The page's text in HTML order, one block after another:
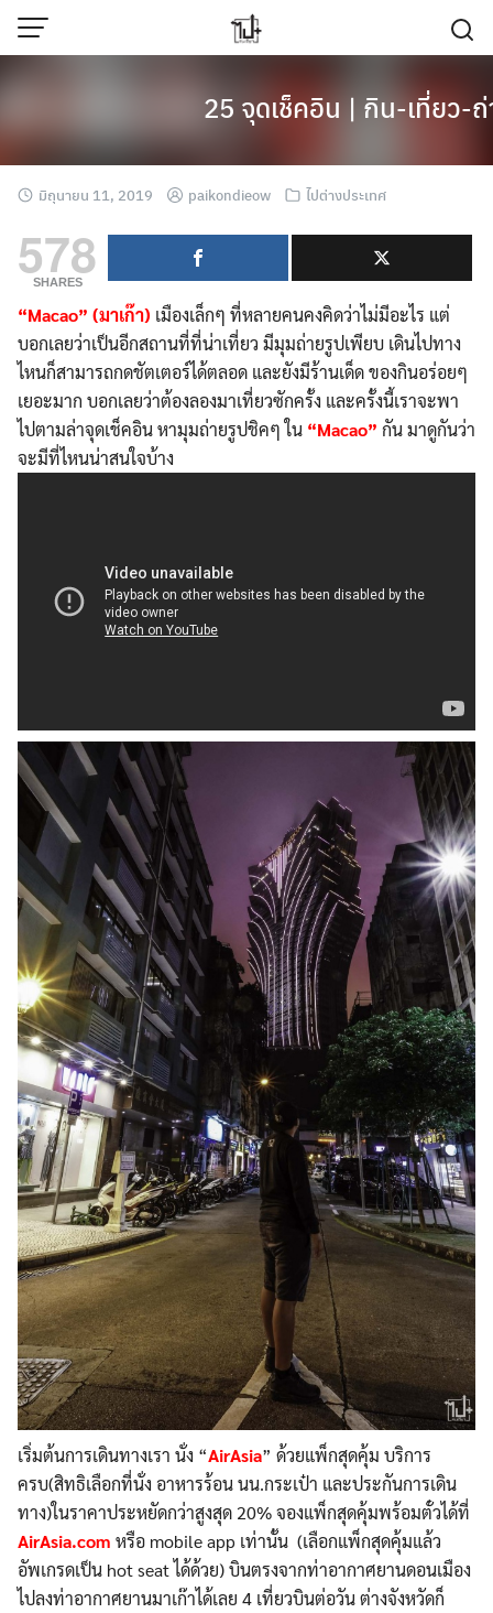
Skip
25 จุดเช็คอิน | กิน-เที่ยว-
มิถุนายน 11, 2019 paikondieow ไปต่างประเทศ
578
SHARES
“Macao” (มาเก๊า) เมืองเล็กๆ ที่หลายคนคงคิดว่าไม่มีอะไร แต่
บอกเลยว่าเป็นอีกสถานที่ที่น่าเที่ยว มีมุมถ่ายรูปเพียบ เดินไปทาง
ไหนก็สามารถกดชัตเตอร์ได้ตลอด และยังมีร้านเด็ด ของกินอร่อยๆ
เยอะมาก บอกเลยว่าต้องลองมาเที่ยวซักครั้ง และครั้งนี้เราจะพา
ไปตามล่าจุดเช็คอิน หามุมถ่ายรูปชิคๆ ใน “Macao” กัน มาดูกันว่า
จะมีที่ไหนน่าสนใจบ้าง
เริ่มต้นการเดินทางเรา นั่ง “AirAsia” ด้วยแพ็กสุดคุ้ม บริการ
ครบ(สิทธิเลือกที่นั่ง อาหารร้อน นน.กระเป๋า และประกันการเดิน
ทาง)ในราคาประหยัดกว่าสูงสุด 20% จองแพ็กสุดคุ้มพร้อมตั๋วได้ที่
AirAsia.com หรือ mobile app เท่านั้น (เลือกแพ็กสุดคุ้มแล้ว
อัพเกรดเป็น hot seat ได้ด้วย) บินตรงจากท่าอากาศยานดอนเมือง
ไปลงท่าอากาศยานมาเก๊าได้เลย 4 เที่ยวบินต่อวัน ต่างจังหวัดก็